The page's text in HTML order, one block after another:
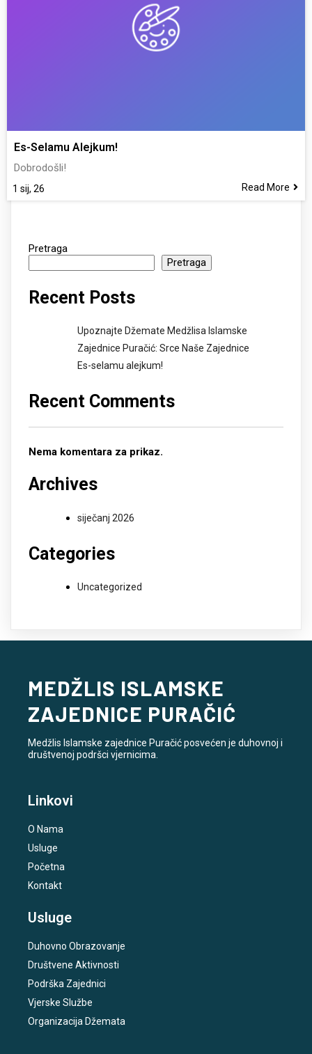
Es-Selamu Alejkum!
1 sij, 26
Dobrodošli!
Read More
Pretraga
Pretraga
Recent Posts
Upoznajte Džemate Medžlisa Islamske
Zajednice Puračić: Srce Naše Zajednice
Es-selamu alejkum!
Recent Comments
Nema komentara za prikaz.
Archives
siječanj 2026
Categories
Uncategorized
MEDŽLIS ISLAMSKE
ZAJEDNICE PURAČIĆ
Medžlis Islamske zajednice Puračić posvećen je duhovnoj i
društvenoj podršci vjernicima.
Linkovi
O Nama
Usluge
Početna
Kontakt
Usluge
Duhovno Obrazovanje
Društvene Aktivnosti
Podrška Zajednici
Vjerske Službe
Organizacija Džemata